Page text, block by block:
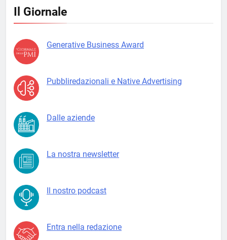
Il Giornale
Generative Business Award
Pubbliredazionali e Native Advertising
Dalle aziende
La nostra newsletter
Il nostro podcast
Entra nella redazione